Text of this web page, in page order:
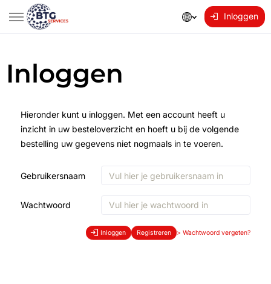
Inloggen
Inloggen
Hieronder kunt u inloggen. Met een account heeft u
inzicht in uw besteloverzicht en hoeft u bij de volgende
bestelling uw gegevens niet nogmaals in te voeren.
Gebruikersnaam
Wachtwoord
Inloggen Registreren > Wachtwoord vergeten?